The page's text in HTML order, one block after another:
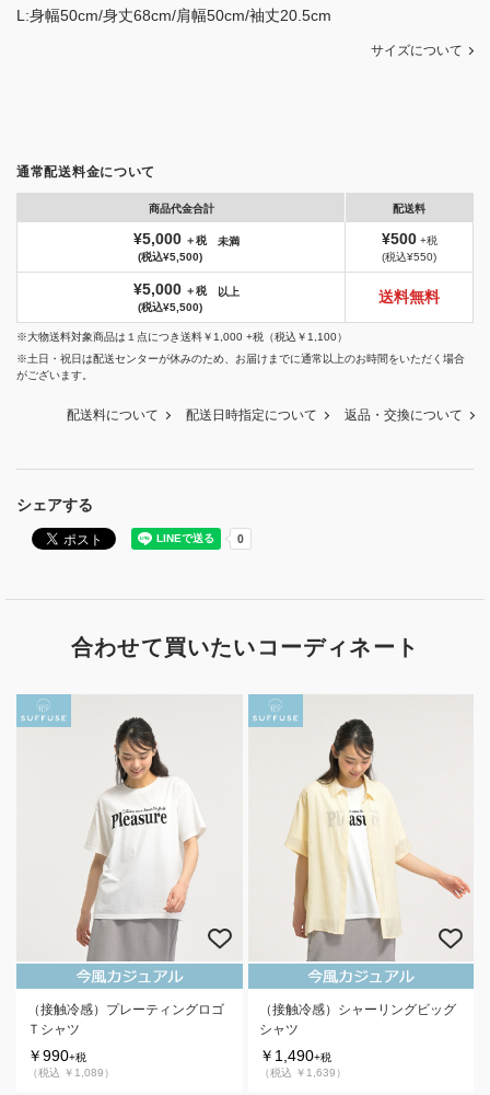
シェアする
L:身幅50cm/身丈68cm/肩幅50cm/袖丈20.5cm
サイズについて
通常配送料金について
商品代金合計 配送料
¥5,000 ＋税
(税込¥5,500)
未満 ¥500+税
(税込¥550)
¥5,000 ＋税
(税込¥5,500)
以上 送料無料
※大物送料対象商品は１点につき送料￥1,000 +税（税込￥1,100）
※土日・祝日は配送センターが休みのため、お届けまでに通常以上のお時間をいただく場合
がございます。
配送料について 配送日時指定について 返品・交換について
合わせて買いたいコーディネート
（接触冷感）プレーティングロゴ
Ｔシャツ
￥990+税
（税込 ￥1,089）
（接触冷感）シャーリングビッグ
シャツ
￥1,490+税
（税込 ￥1,639）